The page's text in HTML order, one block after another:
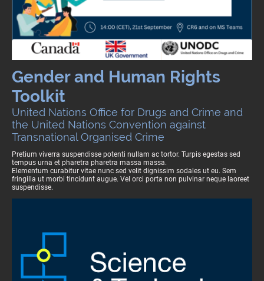
Gender and Human Rights
Toolkit
United Nations Office for Drugs and Crime and
the United Nations Convention against
Transnational Organised Crime
Pretium viverra suspendisse potenti nullam ac tortor. Turpis egestas sed
tempus urna et pharetra pharetra massa massa.
Elementum curabitur vitae nunc sed velit dignissim sodales ut eu. Sem
fringilla ut morbi tincidunt augue. Vel orci porta non pulvinar neque laoreet
suspendisse.